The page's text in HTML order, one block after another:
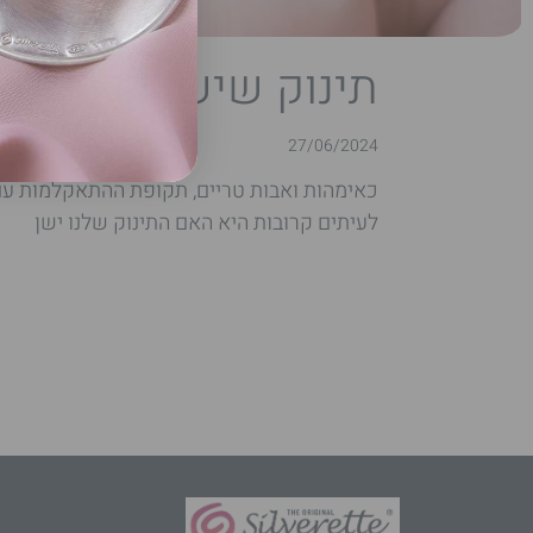
תינוק שישן הרבה:
27/06/2024
כאימהות ואבות טריים, תקופת ההתאקלמות
לעיתים קרובות היא האם התינוק שלנו ישן